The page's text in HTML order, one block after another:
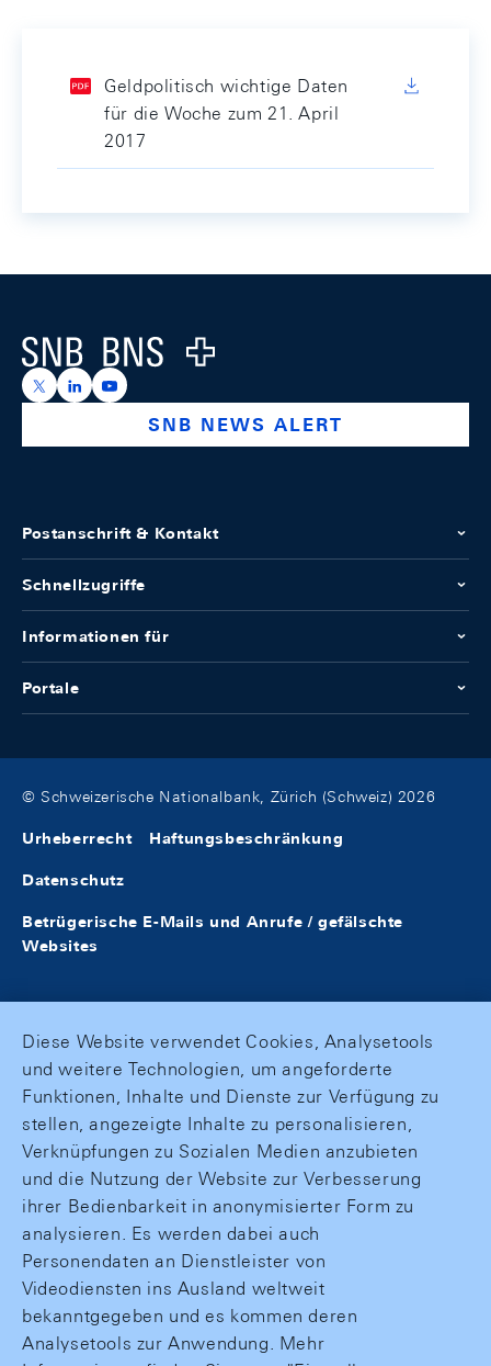
Geldpolitisch wichtige Daten
für die Woche zum 21. April
2017
Logo
https://x.com/snb_bns
https://ch.linkedin.com/company/swiss-national-
https://www.youtube.com/@swissnationalbank
SNB NEWS ALERT
Postanschrift & Kontakt
Schnellzugriffe
Informationen für
Portale
© Schweizerische Nationalbank, Zürich (Schweiz) 2026
Urheberrecht Haftungsbeschränkung
Datenschutz
Betrügerische E-Mails und Anrufe / gefälschte
Websites
Diese Website verwendet Cookies, Analysetools
und weitere Technologien, um angeforderte
Funktionen, Inhalte und Dienste zur Verfügung zu
stellen, angezeigte Inhalte zu personalisieren,
Verknüpfungen zu Sozialen Medien anzubieten
und die Nutzung der Website zur Verbesserung
ihrer Bedienbarkeit in anonymisierter Form zu
analysieren. Es werden dabei auch
Personendaten an Dienstleister von
Videodiensten ins Ausland weltweit
bekanntgegeben und es kommen deren
Analysetools zur Anwendung. Mehr